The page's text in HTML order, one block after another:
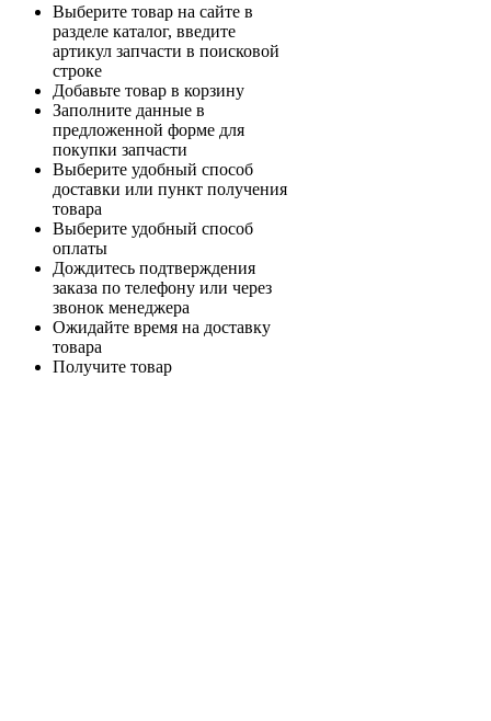
Выберите товар на сайте в
разделе каталог, введите
артикул запчасти в поисковой
строке
Добавьте товар в корзину
Заполните данные в
предложенной форме для
покупки запчасти
Выберите удобный способ
доставки или пункт получения
товара
Выберите удобный способ
оплаты
Дождитесь подтверждения
заказа по телефону или через
звонок менеджера
Ожидайте время на доставку
товара
Получите товар